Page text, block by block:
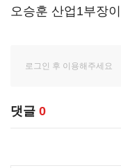
오승훈 산업1부장
댓글 0